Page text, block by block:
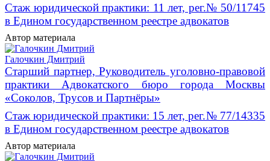
Стаж юридической практики: 11 лет, рег.№ 50/11745
в Едином государственном реестре адвокатов
Автор материала
Галочкин Дмитрий
Старший партнер, Руководитель уголовно-правовой
практики Адвокатского бюро города Москвы
«Соколов, Трусов и Партнёры»
Стаж юридической практики: 15 лет, рег.№ 77/14335
в Едином государственном реестре адвокатов
Автор материала